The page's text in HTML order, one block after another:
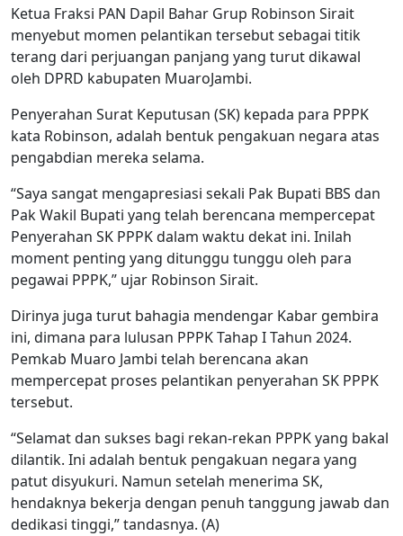
Ketua Fraksi PAN Dapil Bahar Grup Robinson Sirait
menyebut momen pelantikan tersebut sebagai titik
terang dari perjuangan panjang yang turut dikawal
oleh DPRD kabupaten MuaroJambi.
Penyerahan Surat Keputusan (SK) kepada para PPPK
kata Robinson, adalah bentuk pengakuan negara atas
pengabdian mereka selama.
“Saya sangat mengapresiasi sekali Pak Bupati BBS dan
Pak Wakil Bupati yang telah berencana mempercepat
Penyerahan SK PPPK dalam waktu dekat ini. Inilah
moment penting yang ditunggu tunggu oleh para
pegawai PPPK,” ujar Robinson Sirait.
Dirinya juga turut bahagia mendengar Kabar gembira
ini, dimana para lulusan PPPK Tahap I Tahun 2024.
Pemkab Muaro Jambi telah berencana akan
mempercepat proses pelantikan penyerahan SK PPPK
tersebut.
“Selamat dan sukses bagi rekan-rekan PPPK yang bakal
dilantik. Ini adalah bentuk pengakuan negara yang
patut disyukuri. Namun setelah menerima SK,
hendaknya bekerja dengan penuh tanggung jawab dan
dedikasi tinggi,” tandasnya. (A)